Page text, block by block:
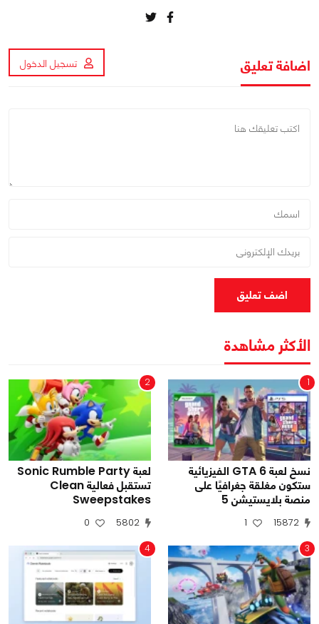
اضافة تعليق تسجيل الدخول
اضف تعليق
الأكثر مشاهدة
1
نسخ لعبة GTA 6 الفيزيائية
ستكون مغلقة جغرافيًا على
منصة بلايستيشن 5
15872
1
2
لعبة Sonic Rumble Party
تستقبل فعالية Clean
Sweepstakes
5802
0
3
4